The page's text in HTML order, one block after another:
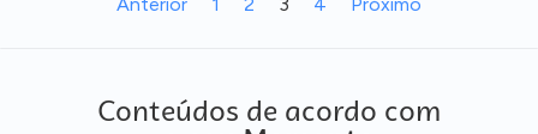
Conteúdos de acordo com